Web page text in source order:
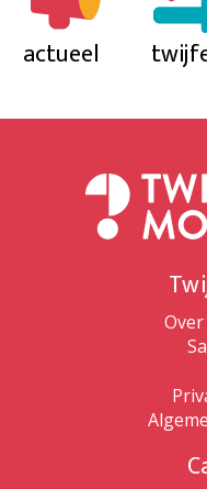
actueel